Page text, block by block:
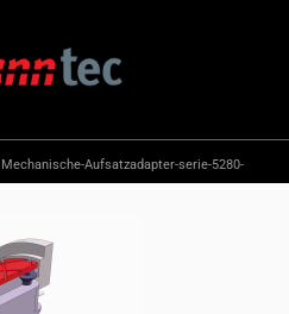
Mechanische-Aufsatzadapter-serie-5280-